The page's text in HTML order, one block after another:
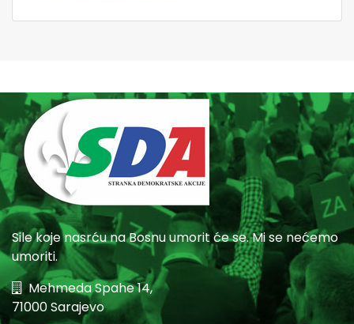
Sile koje nasrću na Bosnu umorit će se. Mi se nećemo
umoriti.
Mehmeda Spahe 14,
71000 Sarajevo